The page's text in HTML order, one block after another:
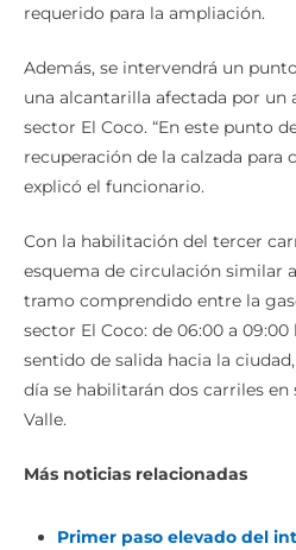
requerido para la ampliación.
Además, se intervendrá un
una alcantarilla afectada por un
sector El Coco. “En este punto
recuperación de la calzada para
explicó el funcionario.
Con la habilitación del tercer
esquema de circulación similar
tramo comprendido entre la
sector El Coco: de 06:00 a
sentido de salida hacia la
día se habilitarán dos carriles
Valle.
Más noticias relacionadas
Primer paso elevado del